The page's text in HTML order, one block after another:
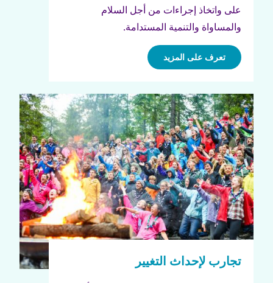
على واتخاذ إجراءات من أجل السلام
والمساواة والتنمية المستدامة.
تعرف على المزيد